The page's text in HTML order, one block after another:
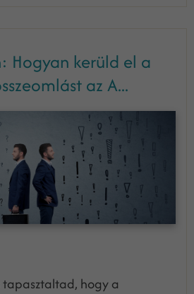
Hogyan kerüld el a
az A...
tapasztaltad, hogy a